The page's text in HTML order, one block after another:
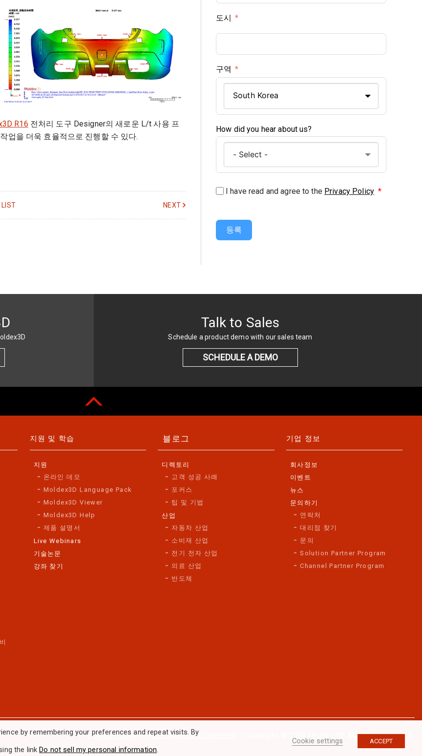
R16 전처리 도구 Designer의 새로운 L/t 사용 프
업을 더욱 효율적으로 진행할 수 있다.
LIST NEXT
도시
구역
South Korea
How did you hear about us?
I have read and agree to the Privacy Policy *
등록
Talk to Sales
Schedule a product demo with our sales team
SCHEDULE A DEMO
지원 및 학습
지원
온라인 데모
Moldex3D Language Pack
Moldex3D Viewer
Moldex3D Help
제품 설명서
Live Webinars
기술논문
강좌 찾기
블로그
디렉토리
고객 성공 사례
포커스
팁 및 기법
산업
자동차 산업
소비재 산업
전기 전자 산업
의료 산업
반도체
기업 정보
회사정보
이벤트
뉴스
문의하기
연락처
대리점 찾기
문의
Solution Partner Program
Channel Partner Program
Privacy Policy| Fraud Warning Statement | Copyright © 2026 Moldex3D. All rights reserved.
by remembering your preferences and repeat visits. By
the linkDo not sell my personal information.
Cookie settings ACCEPT